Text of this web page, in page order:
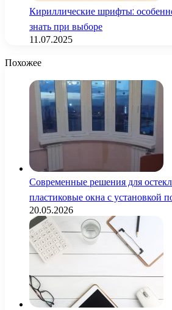
Кириллические шрифты:
знать при выборе
11.07.2025
Похожее
Современные решения для
пластиковые окна с установкой
20.05.2026